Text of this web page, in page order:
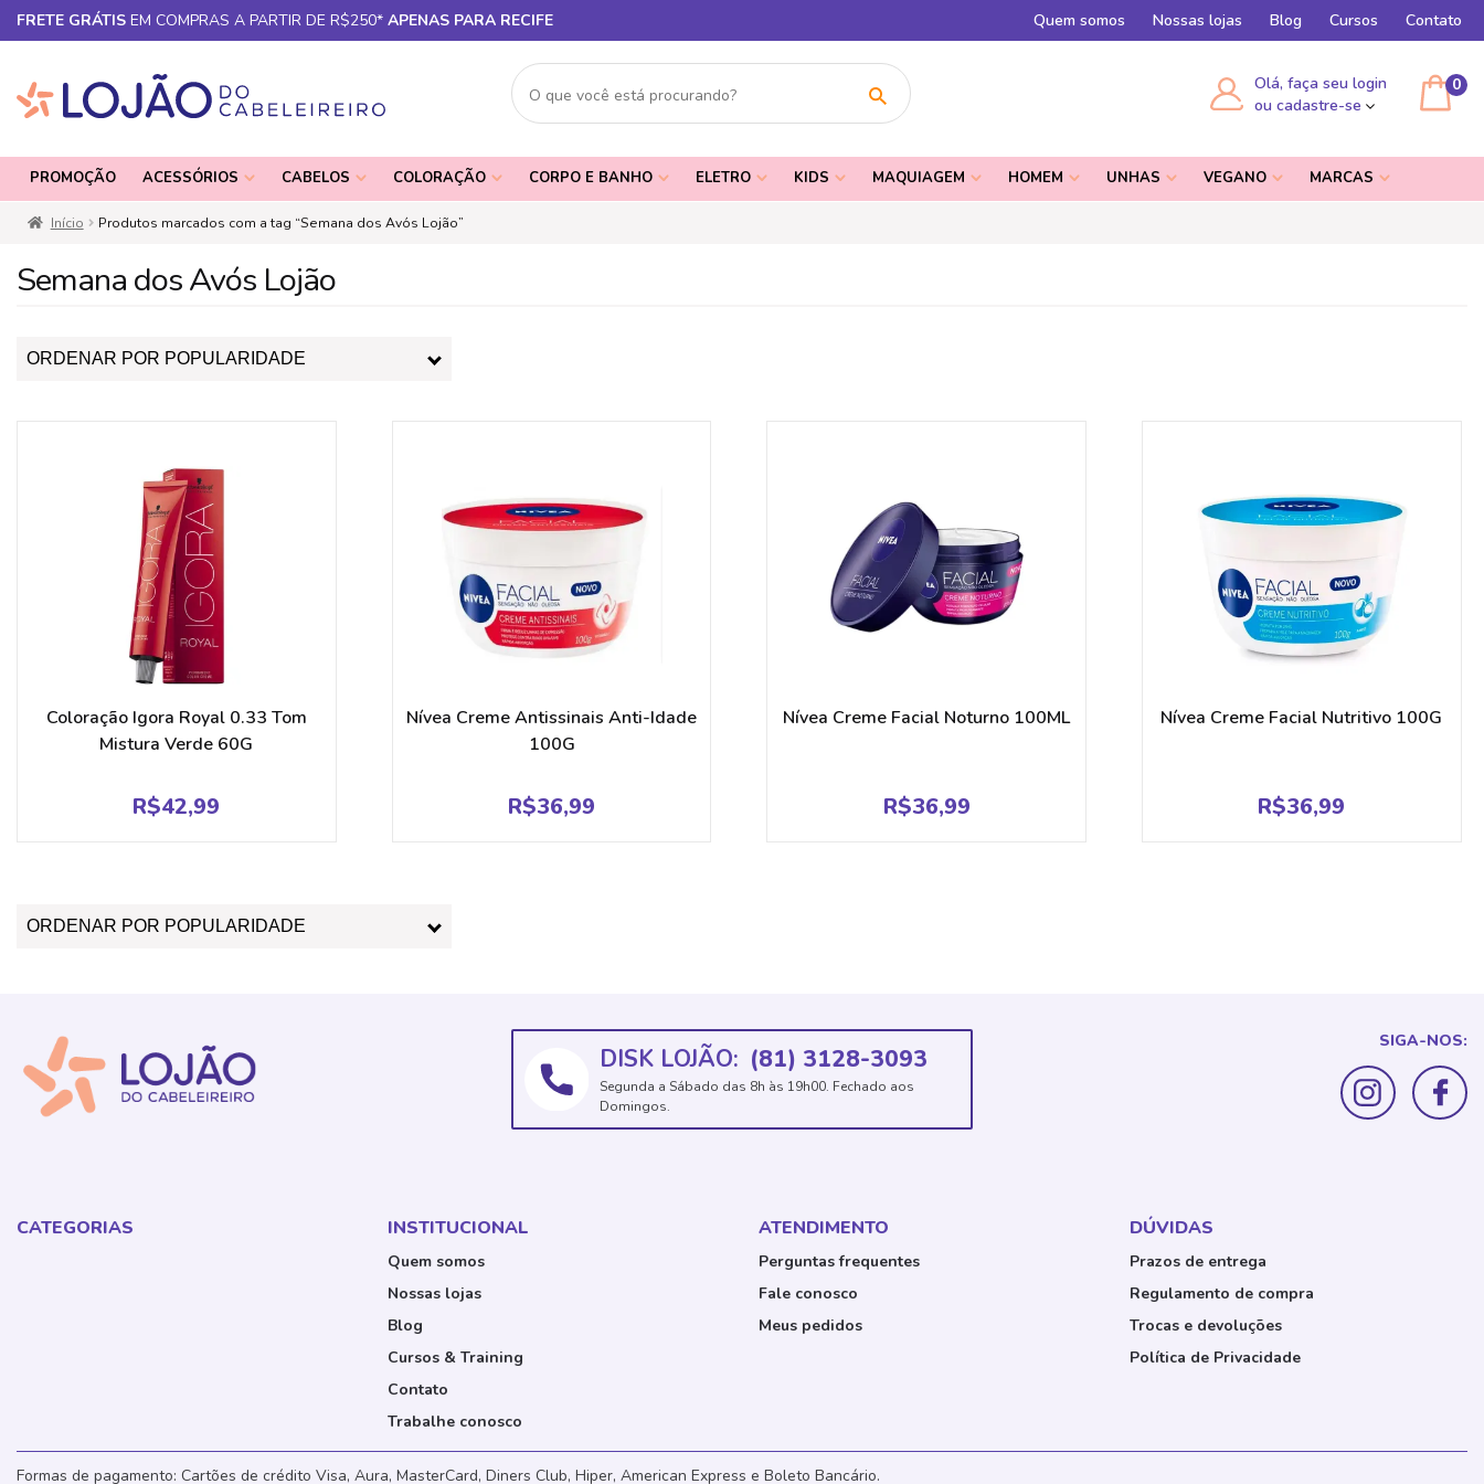
FRETE GRÁTIS EM COMPRAS A PARTIR DE R$250* APENAS PARA RECIFE Quem somos Nossas lojas Blog Cursos Contato
Olá, faça seu login
ou cadastre-se
0
para
navegação
para
o
conteúdo
PROMOÇÃO ACESSÓRIOS CABELOS COLORAÇÃO CORPO E BANHO ELETRO KIDS MAQUIAGEM HOMEM UNHAS VEGANO MARCAS
Início Produtos marcados com a tag “Semana dos Avós Lojão”
Semana dos Avós Lojão
Coloração Igora Royal 0.33 Tom
Mistura Verde 60G
R$42,99
Nívea Creme Antissinais Anti-Idade
100G
R$36,99
Nívea Creme Facial Noturno 100ML
R$36,99
Nívea Creme Facial Nutritivo 100G
R$36,99
DISK LOJÃO: (81) 3128-3093
Segunda a Sábado das 8h às 19h00. Fechado aos
Domingos.
SIGA-NOS:
CATEGORIAS INSTITUCIONAL
Quem somos
Nossas lojas
Blog
Cursos & Training
Contato
Trabalhe conosco
ATENDIMENTO
Perguntas frequentes
Fale conosco
Meus pedidos
DÚVIDAS
Prazos de entrega
Regulamento de compra
Trocas e devoluções
Política de Privacidade
Formas de pagamento: Cartões de crédito Visa, Aura, MasterCard, Diners Club, Hiper, American Express e Boleto Bancário.